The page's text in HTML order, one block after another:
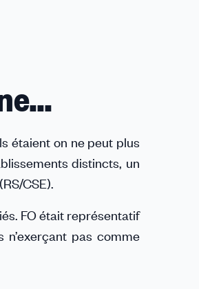
étaient on ne peut plus
distincts, un
CSE).
FO était représentatif
n’exerçant pas comme